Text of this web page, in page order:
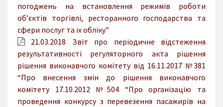
погоджень на встановлення режимів роботи
об’єктів торгівлі, ресторанного господарства та
сфери послуг та їх обліку”
21.03.2018 Звіт про періодичне відстеження
результативності регуляторного акта рішення
рішення виконавчого комітету від 16.11.2017 №381
“Про внесення змін до рішення виконавчого
комітету 17.10.2012 №504 “Про організацію та
проведення конкурсу з перевезення пасажирів на